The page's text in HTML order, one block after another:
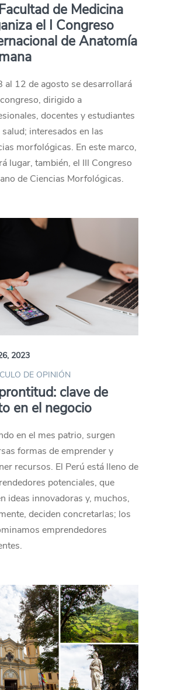
de Medicina
el I Congreso
de Anatomía
al 12 de agosto se desarrollará
dirigido a
docentes y estudiantes
salud; interesados en las
morfológicas. En este marco,
lugar, también, el III Congreso
de Ciencias Morfológicas.
2023
DE OPINIÓN
clave de
en el negocio
en el mes patrio, surgen
formas de emprender y
recursos. El Perú está lleno de
potenciales, que
ideas innovadoras y, muchos,
deciden concretarlas; los
emprendedores